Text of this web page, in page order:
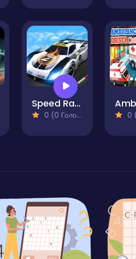
Speed Racing Ultimate 2
0 (0 Голосів) 0